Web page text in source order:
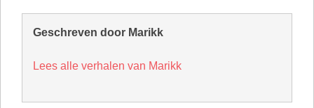
Geschreven door Marikk
Lees alle verhalen van Marikk